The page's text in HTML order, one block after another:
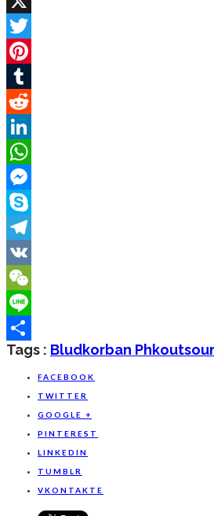
X
Twitter
Pinterest
Tumblr
Reddit
LinkedIn
WhatsApp
Messenger
Skype
Telegram
VK
WeChat
Line
Share
Tags : BludKorban Phk
FACEBOOK
TWITTER
GOOGLE +
PINTEREST
LINKEDIN
TUMBLR
VKONTAKTE